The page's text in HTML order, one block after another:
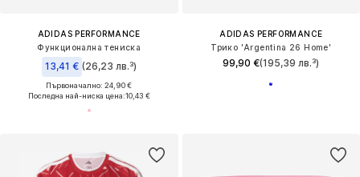
ADIDAS PERFORMANCE
Функционална тениска
13,41 € (26,23 лв.³)
Първоначално: 24,90 €
Последна най-ниска цена:10,43 €
ADIDAS PERFORMANCE
Трико 'Argentina 26 Home'
99,90 €(195,39 лв.³)